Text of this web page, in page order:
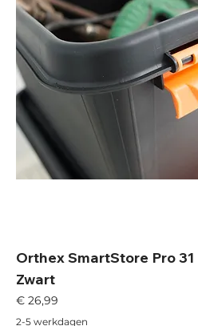
Orthex SmartStore Pro
Zwart
Prijs
€ 26,99
2-5 werkdagen